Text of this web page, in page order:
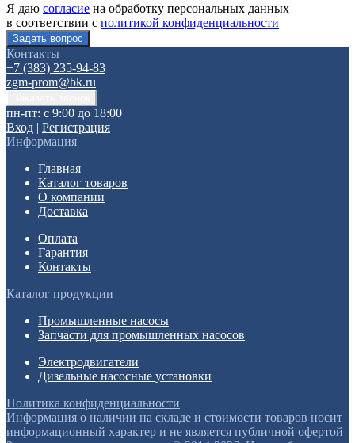
Я даю согласие на обработку персональных данных
в соответствии с политикой конфиденциальности
Контакты
+7 (383) 235-94-83
zgm-prom@bk.ru
пн-пт: с 9:00 до 18:00
Вход | Регистрация
Информация
Главная
Каталог товаров
О компании
Доставка
Оплата
Гарантия
Контакты
Каталог продукции
Промышленные насосы
Запчасти для промышленных насосов
Электродвигатели
Дизельные насосные установки
Политика конфиденциальности
Информация о наличии на складе и стоимости товаров носит
информационный характер и не является публичной офертой